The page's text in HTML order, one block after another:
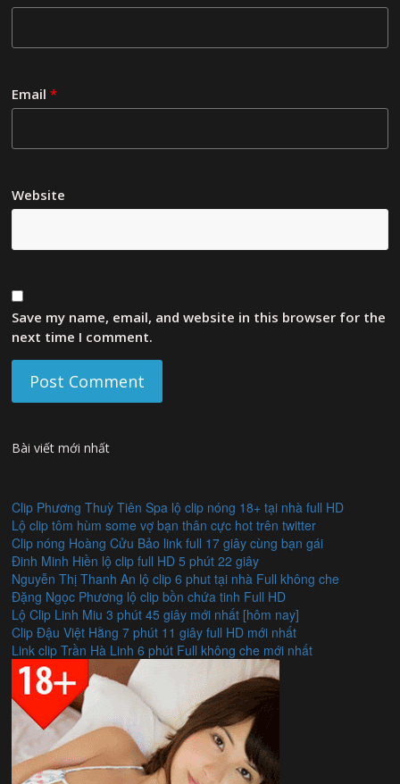
Email*
Website
Save my name, email, and website in this browser for the
next time I comment.
Bài viết mới nhất
Clip Phương Thuỳ Tiên Spa lộ clip nóng 18+ tại nhà full HD
Lộ clip tôm hùm some vợ bạn thân cực hot trên twitter
Clip nóng Hoàng Cửu Bảo link full 17 giây cùng bạn gái
Đinh Minh Hiền lộ clip full HD 5 phút 22 giây
Nguyễn Thị Thanh An lộ clip 6 phut tại nhà Full không che
Đặng Ngọc Phương lộ clip bồn chứa tinh Full HD
Lộ Clip Linh Miu 3 phút 45 giây mới nhất [hôm nay]
Clip Đậu Việt Hằng 7 phút 11 giây full HD mới nhất
Link clip Trần Hà Linh 6 phút Full không che mới nhất